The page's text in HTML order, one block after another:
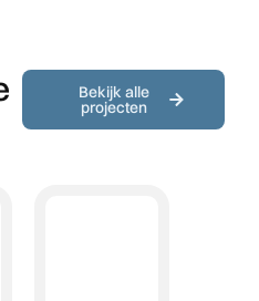
Bekijk alle
projecten